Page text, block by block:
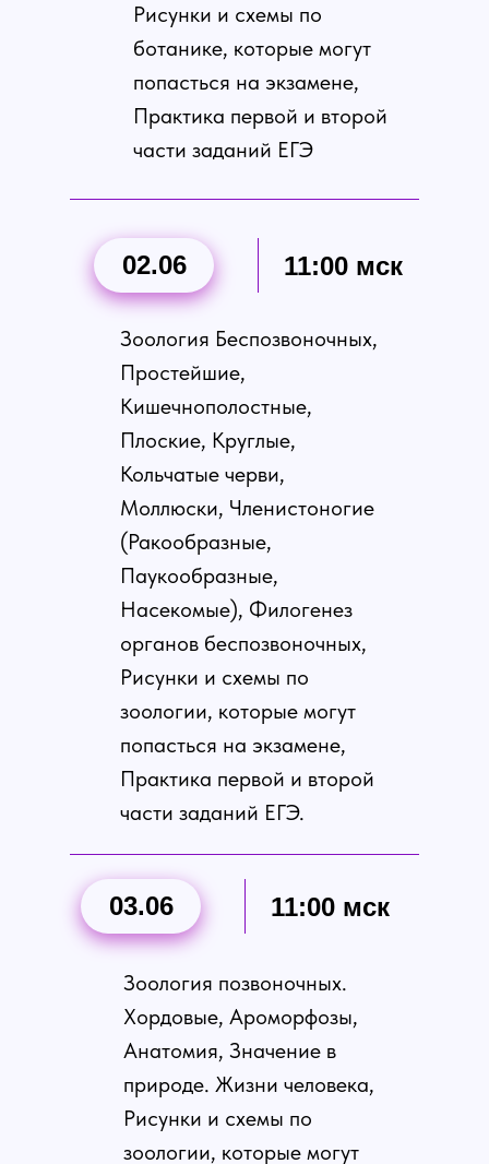
Рисунки и схемы по
ботанике, которые могут
попасться на экзамене,
Практика первой и второй
части заданий ЕГЭ
02.06
Зоология Беспозвоночных,
Простейшие,
Кишечнополостные,
Плоские, Круглые,
Кольчатые черви,
Моллюски, Членистоногие
(Ракообразные,
Паукообразные,
Насекомые), Филогенез
органов беспозвоночных,
Рисунки и схемы по
зоологии, которые могут
попасться на экзамене,
Практика первой и второй
части заданий ЕГЭ.
11:00 мск
03.06
Зоология позвоночных.
Хордовые, Ароморфозы,
Анатомия, Значение в
природе. Жизни человека,
Рисунки и схемы по
зоологии, которые могут
11:00 мск